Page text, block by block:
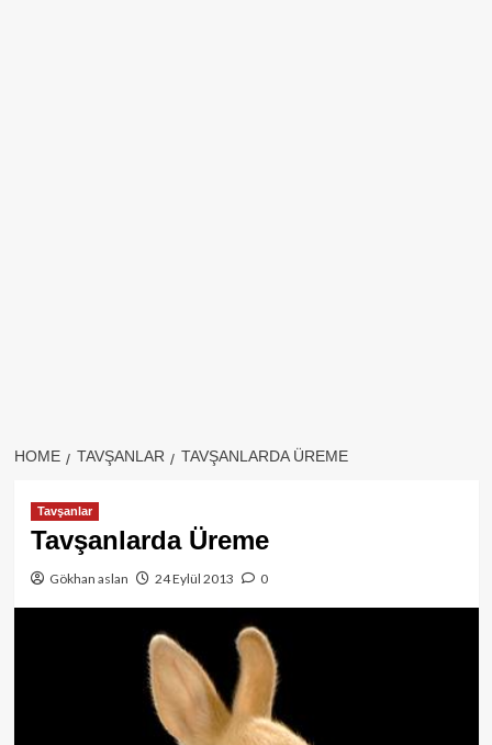
HOME TAVŞANLAR TAVŞANLARDA ÜREME
Tavşanlar
Tavşanlarda Üreme
Gökhan aslan 24 Eylül 2013 0